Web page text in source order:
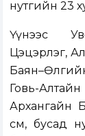
нутгийн 23
Үүнээс
Цэцэрлэг,
Говь-
Архангайн
см, бусад